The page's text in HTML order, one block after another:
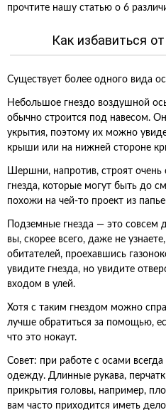
прочтите нашу статью о 6
Как избавиться
Существует более одного вида
Небольшое гнездо воздушной
обычно строится под навесом.
укрытия, поэтому их можно
крыши или на нижней стороне
Шершни, напротив, строят
гнезда, которые могут быть до
похожи на чей-то проект из
Подземные гнезда — это совсем
вы, скорее всего, даже не
обитателей, проехавшись
увидите гнезда, но увидите
входом в улей.
Хотя с таким гнездом можно
лучше обратиться за помощью,
что это нокаут.
Совет: при работе с осами
одежду. Длинные рукава,
прикрытия головы, например,
вам часто приходится иметь